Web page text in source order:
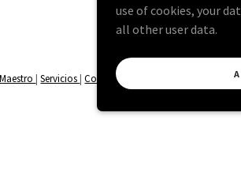
Maestro |Servicios |Coreografía - Eventos
use of cookies, your
all other user data.